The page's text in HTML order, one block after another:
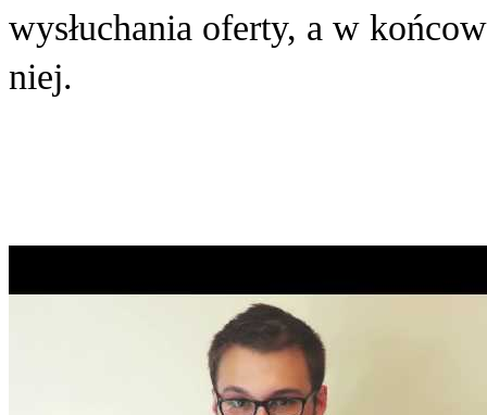
wysłuchania oferty, a w
niej.